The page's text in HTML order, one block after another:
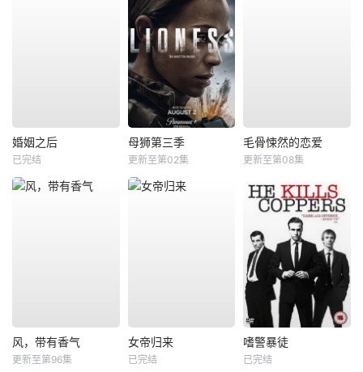
婚姻之后
已完结
母狮第三季
更新至第02集
毛骨悚然的恋爱
更新至第08集
风，带有香气
更新至第96集
女帝归来
已完结
嗜警暴徒
已完结